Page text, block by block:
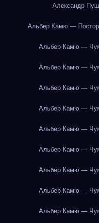
Александр
Альбер Камю —
Альбер Камю —
Альбер Камю —
Альбер Камю —
Альбер Камю —
Альбер Камю —
Альбер Камю —
Альбер Камю —
Альбер Камю —
Альбер Камю —